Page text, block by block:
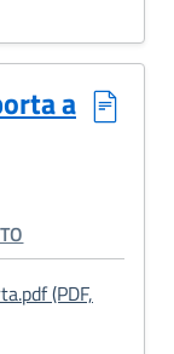
a
(PDF,
porta